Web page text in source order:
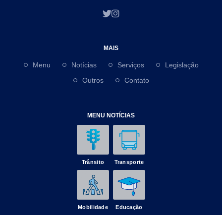
MAIS
Menu Notícias Serviços
Legislação
Outros
Contato
MENU NOTÍCIAS
Trânsito Transporte
Mobilidade Educação